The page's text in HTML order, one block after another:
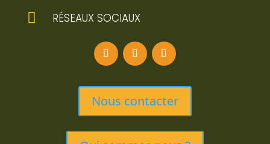
 RÉSEAUX SOCIAUX
Nous contacter